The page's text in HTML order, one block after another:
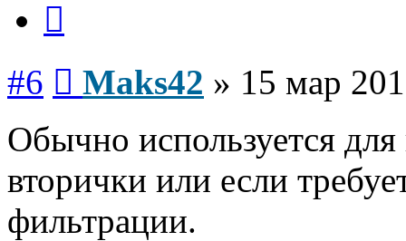
#6 Maks42 » 15 мар
Обычно используется
вторички или если
фильтрации.